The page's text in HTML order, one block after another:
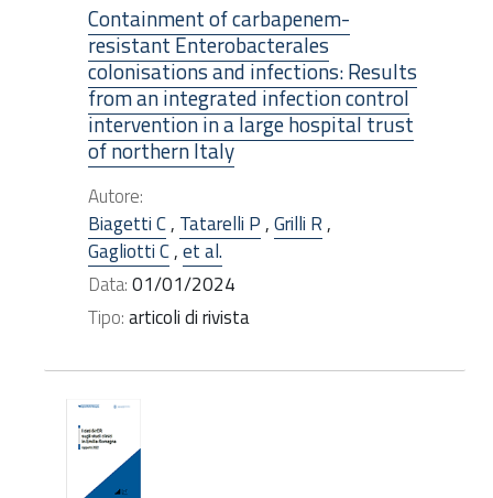
Containment of carbapenem-
resistant Enterobacterales
colonisations and infections: Results
from an integrated infection control
intervention in a large hospital trust
of northern Italy
Autore:
Biagetti C, Tatarelli P,Grilli R,
Gagliotti C,et al.
Data:01/01/2024
Tipo:articoli di rivista